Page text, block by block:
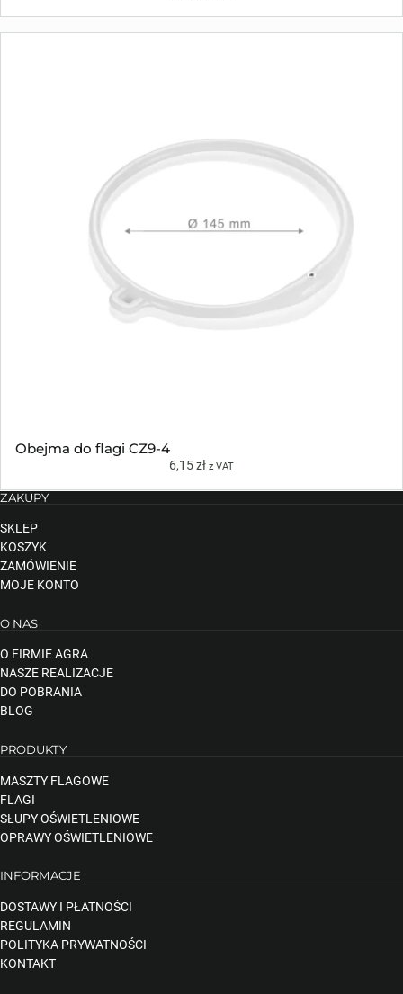
Obejma do flagi CZ9-4
6,15zł z VAT
ZAKUPY
SKLEP
KOSZYK
ZAMÓWIENIE
MOJE KONTO
O NAS
O FIRMIE AGRA
NASZE REALIZACJE
DO POBRANIA
BLOG
PRODUKTY
MASZTY FLAGOWE
FLAGI
SŁUPY OŚWIETLENIOWE
OPRAWY OŚWIETLENIOWE
INFORMACJE
DOSTAWY I PŁATNOŚCI
REGULAMIN
POLITYKA PRYWATNOŚCI
KONTAKT